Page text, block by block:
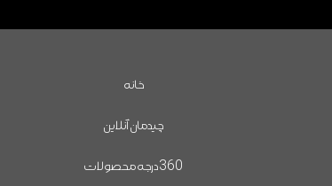
خانه
چیدمان آنلاین
360درجه محصولات